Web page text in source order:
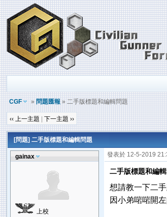
CGF »問題匯報» 二手版標題和編輯問題
‹‹ 上一主題 |下一主題 ››
[問題] 二手版標題和編輯問題
gainax
上校
發表於 12-5-2019
二手版標題和編
想請教一下二
因小弟啱啱開